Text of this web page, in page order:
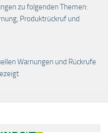
zu folgenden Themen:
Produktrückruf und
Warnungen und Rückrufe